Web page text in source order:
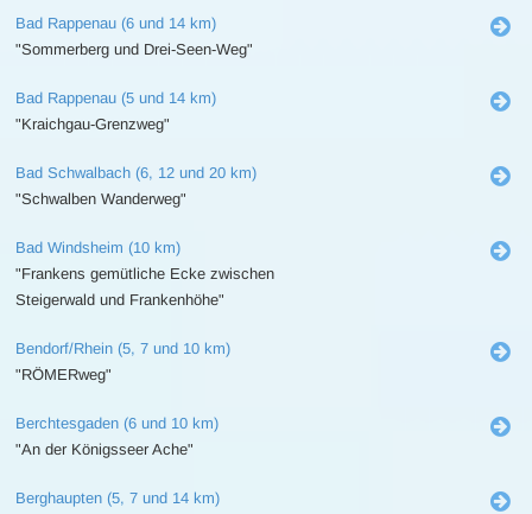
Bad Rappenau (6 und 14 km)
"Sommerberg und Drei-Seen-Weg"
Bad Rappenau (5 und 14 km)
"Kraichgau-Grenzweg"
Bad Schwalbach (6, 12 und 20 km)
"Schwalben Wanderweg"
Bad Windsheim (10 km)
"Frankens gemütliche Ecke zwischen
Steigerwald und Frankenhöhe"
Bendorf/Rhein (5, 7 und 10 km)
"RÖMERweg"
Berchtesgaden (6 und 10 km)
"An der Königsseer Ache"
Berghaupten (5, 7 und 14 km)